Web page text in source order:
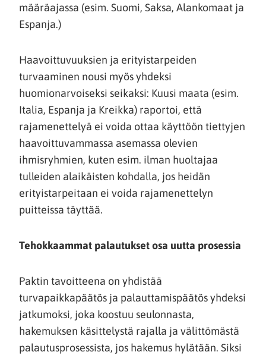
määräajassa (esim. Suomi, Saksa, Alankomaat ja
Espanja.)
Haavoittuvuuksien ja erityistarpeiden
turvaaminen nousi myös yhdeksi
huomionarvoiseksi seikaksi: Kuusi maata (esim.
Italia, Espanja ja Kreikka) raportoi, että
rajamenettelyä ei voida ottaa käyttöön tiettyjen
haavoittuvammassa asemassa olevien
ihmisryhmien, kuten esim. ilman huoltajaa
tulleiden alaikäisten kohdalla, jos heidän
erityistarpeitaan ei voida rajamenettelyn
puitteissa täyttää.
Tehokkaammat palautukset osa uutta prosessia
Paktin tavoitteena on yhdistää
turvapaikkapäätös ja palauttamispäätös yhdeksi
jatkumoksi, joka koostuu seulonnasta,
hakemuksen käsittelystä rajalla ja välittömästä
palautusprosessista, jos hakemus hylätään. Siksi